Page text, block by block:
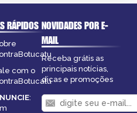
RÁPIDOS
com o
:
NOVIDADES POR E-
MAIL
Receba grátis as
principais notícias,
dicas e promoções